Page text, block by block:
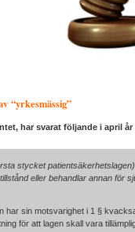
“yrkesmässig”
har svarat följande i april år
stycket
eller behandlar annan för
har sin motsvarighet i 1 §
för att lagen skall vara